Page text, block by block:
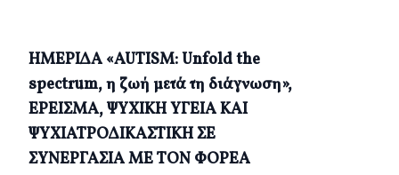
ΗΜΕΡΙΔΑ «AUTISM: Unfold the
spectrum, η ζωή μετά τη διάγνωση»,
ΕΡΕΙΣΜΑ, ΨΥΧΙΚΗ ΥΓΕΙΑ ΚΑΙ
ΨΥΧΙΑΤΡΟΔΙΚΑΣΤΙΚΗ ΣΕ
ΣΥΝΕΡΓΑΣΙΑ ΜΕ ΤΟΝ ΦΟΡΕΑ